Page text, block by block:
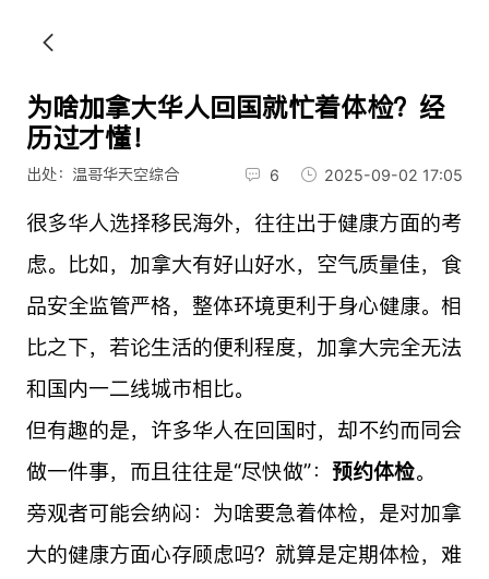
为啥加拿大华人回国就忙着体检？经
历过才懂！
出处：温哥华天空综合 6 2025-09-02 17:05
很多华人选择移民海外，往往出于健康方面的考
虑。比如，加拿大有好山好水，空气质量佳，食
品安全监管严格，整体环境更利于身心健康。相
比之下，若论生活的便利程度，加拿大完全无法
和国内一二线城市相比。
但有趣的是，许多华人在回国时，却不约而同会
做一件事，而且往往是“尽快做”： 预约体检。
旁观者可能会纳闷：为啥要急着体检，是对加拿
大的健康方面心存顾虑吗？就算是定期体检，难